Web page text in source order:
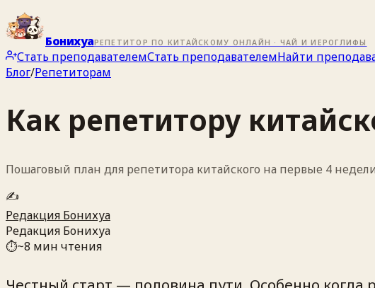
БонихуаРЕПЕТИТОР ПО КИТАЙСКОМУ ОНЛАЙН · ЧАЙ И ИЕРОГЛИФЫ
Стать преподавателемСтать преподавателемНайти
Блог/Репетиторам
Как репетитору
Пошаговый план для репетитора китайского на первые 4
✍️
Редакция Бонихуа
Редакция Бонихуа
⏱~8 мин чтения